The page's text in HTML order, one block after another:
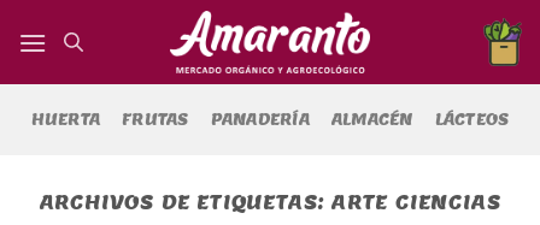
HUERTA FRUTAS PANADERÍA ALMACÉN LÁCTEOS
ARCHIVOS DE ETIQUETAS: ARTE CIENCIAS